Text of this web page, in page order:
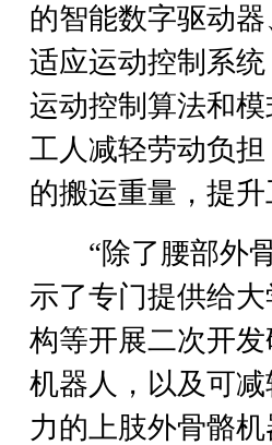
的智能数字驱动
适应运动控制系
运动控制算法和
工人减轻劳动负
的搬运重量，提
“除了腰部外骨
示了专门提供给
构等开展二次开
机器人，以及可
力的上肢外骨骼